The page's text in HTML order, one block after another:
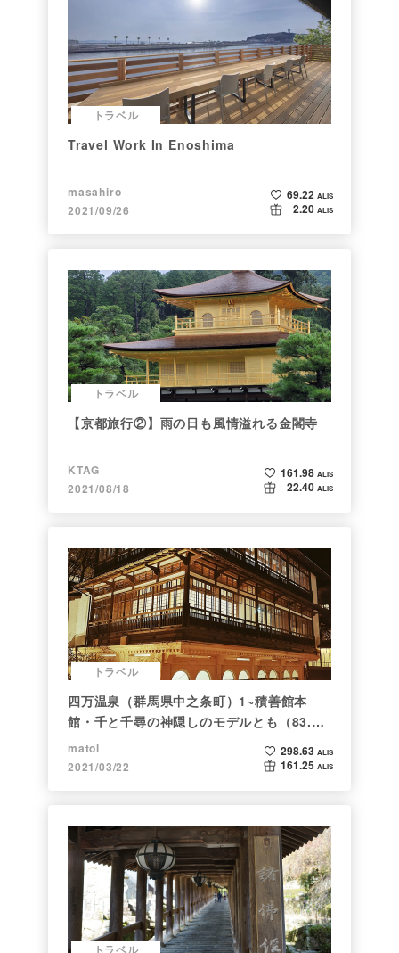
トラベル
Travel Work In Enoshima
masahiro
2021/09/26
69.22 ALIS
2.20 ALIS
トラベル
【京都旅行②】雨の日も風情溢れる金閣寺
KTAG
2021/08/18
161.98 ALIS
22.40 ALIS
トラベル
四万温泉（群馬県中之条町）1~積善館本
館・千と千尋の神隠しのモデルとも（83.と
らべるショット）
matol
2021/03/22
298.63 ALIS
161.25 ALIS
トラベル